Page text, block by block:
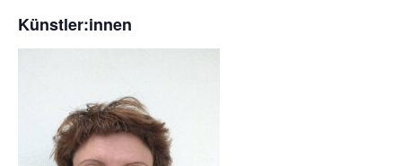
Künstler:innen